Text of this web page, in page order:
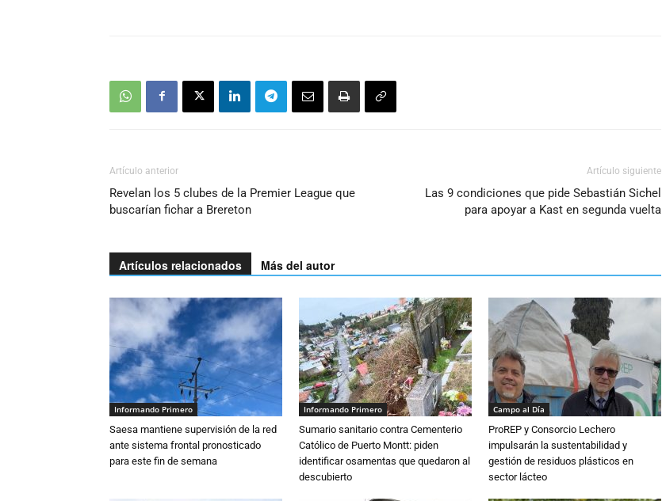
Artículo anterior
Revelan los 5 clubes de la Premier League que
buscarían fichar a Brereton
Artículo siguiente
Las 9 condiciones que pide Sebastián Sichel
para apoyar a Kast en segunda vuelta
Artículos relacionados Más del autor
Informando Primero
Saesa mantiene supervisión de la red
ante sistema frontal pronosticado
para este fin de semana
Informando Primero
Sumario sanitario contra Cementerio
Católico de Puerto Montt: piden
identificar osamentas que quedaron al
descubierto
Campo al Día
ProREP y Consorcio Lechero
impulsarán la sustentabilidad y
gestión de residuos plásticos en
sector lácteo